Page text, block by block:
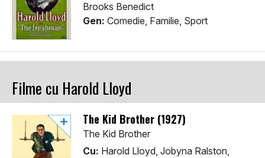
Brooks Benedict
Gen: Comedie, Familie, Sport
Filme cu Harold Lloyd
The Kid Brother (1927)
The Kid Brother
Cu: Harold Lloyd, Jobyna Ralston,